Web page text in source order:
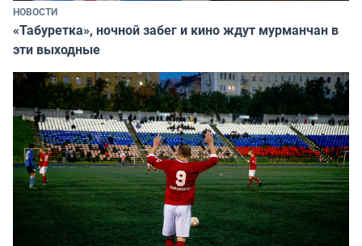
НОВОСТИ
«Табуретка», ночной забег и кино ждут мурманчан в
эти выходные